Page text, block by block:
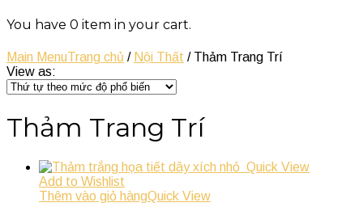
You have 0 item in your cart.
Main MenuTrang chủ / Nội Thất / Thảm Trang Trí
View as:
Thảm Trang Trí
Quick View
Add to Wishlist
Thêm vào giỏ hàngQuick View